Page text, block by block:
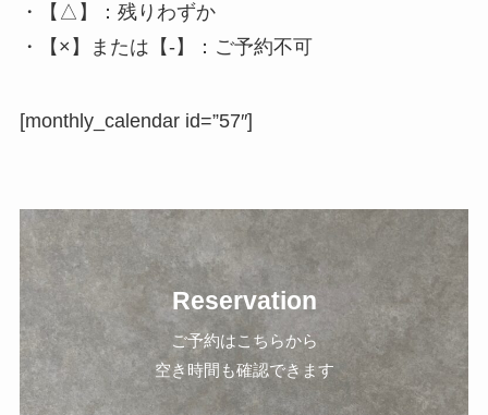
・【△】：残りわずか
・【×】または【-】：ご予約不可
[monthly_calendar id=”57″]
Reservation
ご予約はこちらから
空き時間も確認できます